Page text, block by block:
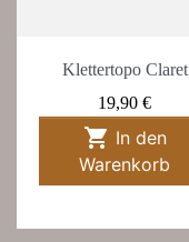
Klettertopo Claret
Preis
19,90 €

Warenkorb